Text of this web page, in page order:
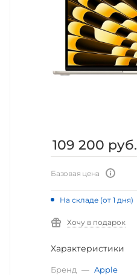
109 200 руб.
Базовая цена
На складе (от 1 дня)
Хочу в подарок
Характеристики
Бренд — Apple